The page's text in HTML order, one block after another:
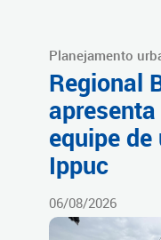
Planejamento
Regional
equipe
Ippuc
06/08/2026